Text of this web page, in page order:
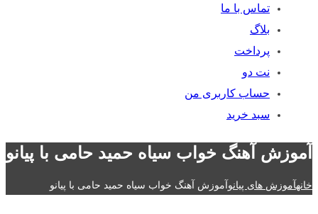
تماس با ما
بلاگ
پرداخت
نت دو
حساب کاربری من
سبد خرید
آموزش آهنگ خواب سیاه حمید حامی با پیانو
خانهآموزش های پیانوآموزش آهنگ خواب سیاه حمید حامی با پیانو